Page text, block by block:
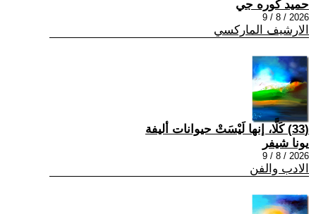
حميد كوره جي
2026 / 8 / 9
الارشيف الماركسي
(33) كَلَّا، إنها لَيْسَتْ حيوانات أليفة
يونا شيفر
2026 / 8 / 9
الادب والفن